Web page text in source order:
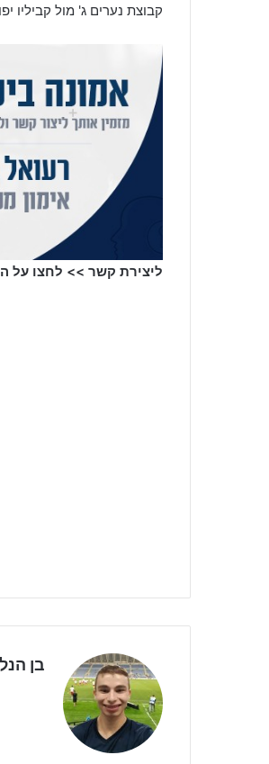
קבוצת נערים ג' מול קביליו
ליצירת קשר >> לחצו על
בן הנל